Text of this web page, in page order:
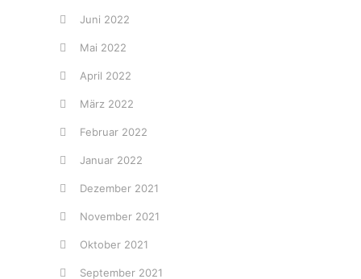
Juni 2022
Mai 2022
April 2022
März 2022
Februar 2022
Januar 2022
Dezember 2021
November 2021
Oktober 2021
September 2021